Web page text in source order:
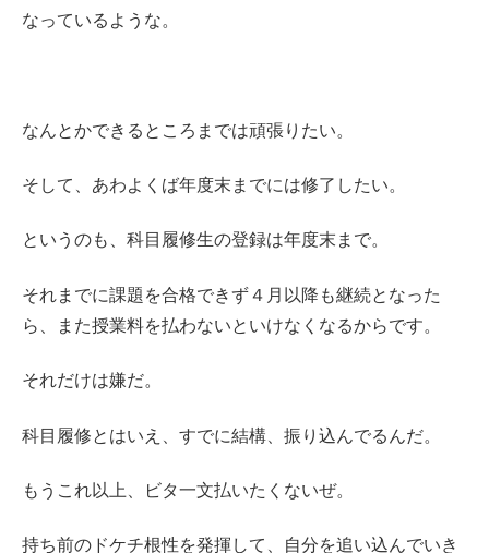
なっているような。
なんとかできるところまでは頑張りたい。
そして、あわよくば年度末までには修了したい。
というのも、科目履修生の登録は年度末まで。
それまでに課題を合格できず４月以降も継続となった
ら、また授業料を払わないといけなくなるからです。
それだけは嫌だ。
科目履修とはいえ、すでに結構、振り込んでるんだ。
もうこれ以上、ビタ一文払いたくないぜ。
持ち前のドケチ根性を発揮して、自分を追い込んでいき